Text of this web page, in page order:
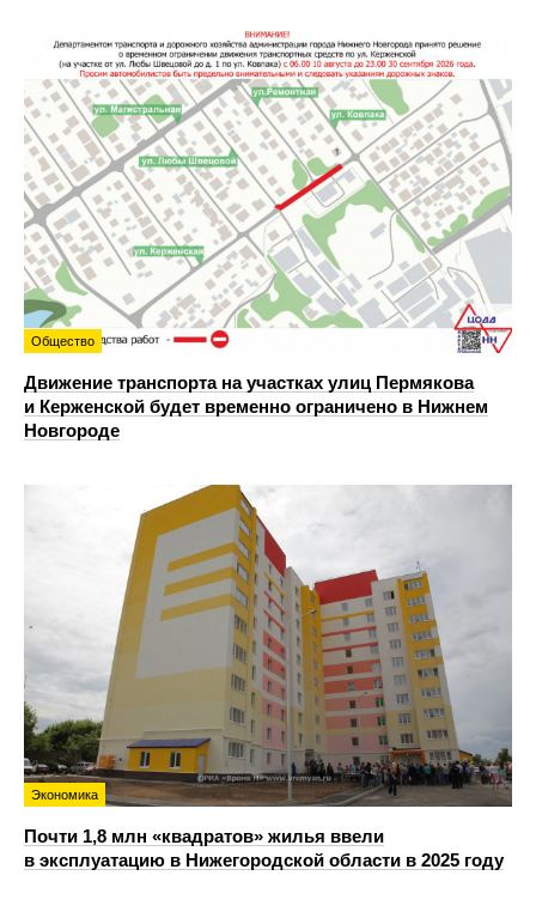
Общество
Движение транспорта на участках улиц Пермякова
и Керженской будет временно ограничено в Нижнем
Новгороде
Экономика
Почти 1,8 млн «квадратов» жилья ввели
в эксплуатацию в Нижегородской области в 2025 году